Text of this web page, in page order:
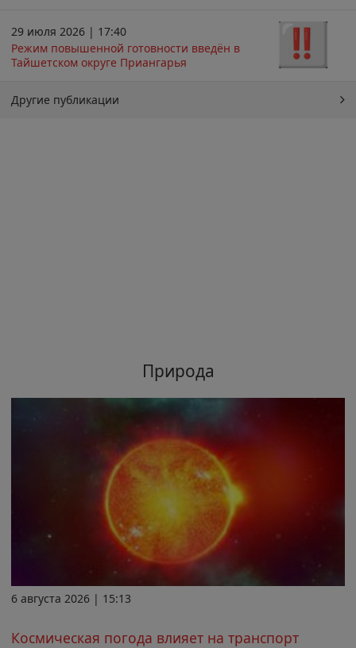
29 июля 2026 | 17:40
Режим повышенной готовности введён в
Тайшетском округе Приангарья
Другие публикации
Природа
6 августа 2026 | 15:13
Космическая погода влияет на транспорт